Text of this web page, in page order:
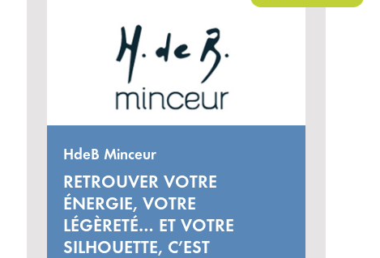
HdeB Minceur
RETROUVER VOTRE
ÉNERGIE, VOTRE
LÉGÈRETÉ… ET VOTRE
SILHOUETTE, C’EST